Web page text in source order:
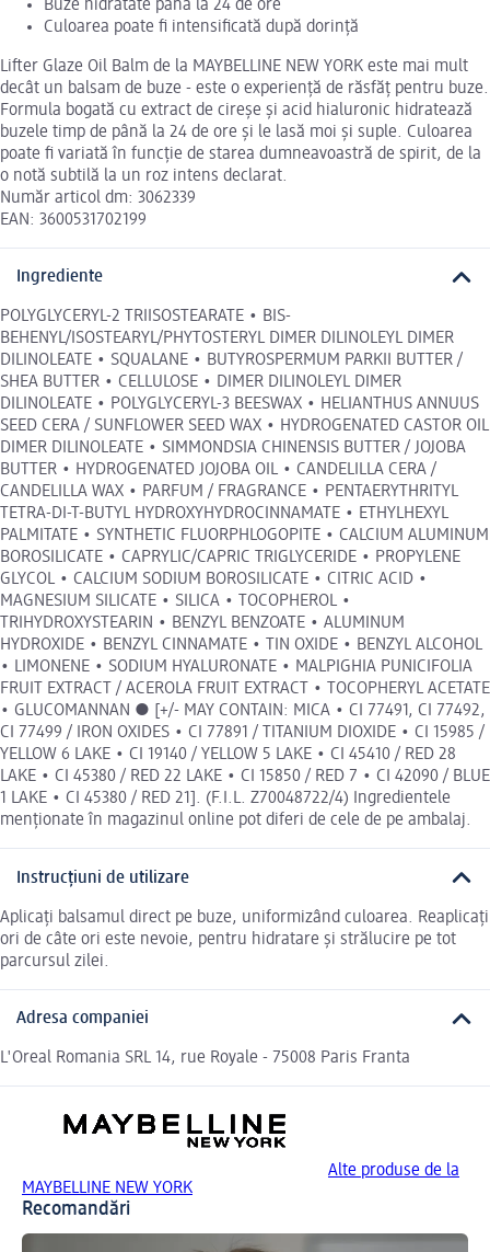
Buze hidratate până la 24 de ore
Culoarea poate fi intensificată după dorință
Lifter Glaze Oil Balm de la MAYBELLINE NEW YORK este mai mult
decât un balsam de buze - este o experiență de răsfăț pentru buze.
Formula bogată cu extract de cireșe și acid hialuronic hidratează
buzele timp de până la 24 de ore și le lasă moi și suple. Culoarea
poate fi variată în funcție de starea dumneavoastră de spirit, de la
o notă subtilă la un roz intens declarat.
Număr articol dm: 3062339
EAN: 3600531702199
Ingrediente
POLYGLYCERYL-2 TRIISOSTEARATE • BIS-
BEHENYL/ISOSTEARYL/PHYTOSTERYL DIMER DILINOLEYL DIMER
DILINOLEATE • SQUALANE • BUTYROSPERMUM PARKII BUTTER /
SHEA BUTTER • CELLULOSE • DIMER DILINOLEYL DIMER
DILINOLEATE • POLYGLYCERYL-3 BEESWAX • HELIANTHUS ANNUUS
SEED CERA / SUNFLOWER SEED WAX • HYDROGENATED CASTOR OIL
DIMER DILINOLEATE • SIMMONDSIA CHINENSIS BUTTER / JOJOBA
BUTTER • HYDROGENATED JOJOBA OIL • CANDELILLA CERA /
CANDELILLA WAX • PARFUM / FRAGRANCE • PENTAERYTHRITYL
TETRA-DI-T-BUTYL HYDROXYHYDROCINNAMATE • ETHYLHEXYL
PALMITATE • SYNTHETIC FLUORPHLOGOPITE • CALCIUM ALUMINUM
BOROSILICATE • CAPRYLIC/CAPRIC TRIGLYCERIDE • PROPYLENE
GLYCOL • CALCIUM SODIUM BOROSILICATE • CITRIC ACID •
MAGNESIUM SILICATE • SILICA • TOCOPHEROL •
TRIHYDROXYSTEARIN • BENZYL BENZOATE • ALUMINUM
HYDROXIDE • BENZYL CINNAMATE • TIN OXIDE • BENZYL ALCOHOL
• LIMONENE • SODIUM HYALURONATE • MALPIGHIA PUNICIFOLIA
FRUIT EXTRACT / ACEROLA FRUIT EXTRACT • TOCOPHERYL ACETATE
• GLUCOMANNAN ● [+/- MAY CONTAIN: MICA • CI 77491, CI 77492,
CI 77499 / IRON OXIDES • CI 77891 / TITANIUM DIOXIDE • CI 15985 /
YELLOW 6 LAKE • CI 19140 / YELLOW 5 LAKE • CI 45410 / RED 28
LAKE • CI 45380 / RED 22 LAKE • CI 15850 / RED 7 • CI 42090 / BLUE
1 LAKE • CI 45380 / RED 21]. (F.I.L. Z70048722/4) Ingredientele
menționate în magazinul online pot diferi de cele de pe ambalaj.
Instrucțiuni de utilizare
Aplicați balsamul direct pe buze, uniformizând culoarea. Reaplicați
ori de câte ori este nevoie, pentru hidratare și strălucire pe tot
parcursul zilei.
Adresa companiei
L'Oreal Romania SRL 14, rue Royale - 75008 Paris Franta
Alte produse de la
MAYBELLINE NEW YORK
Recomandări